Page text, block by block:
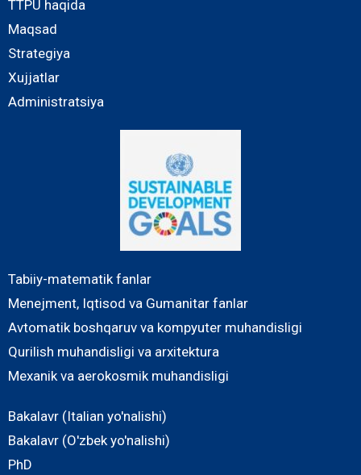
TTPU haqida
Maqsad
Strategiya
Xujjatlar
Administratsiya
Tabiiy-matematik fanlar
Menejment, Iqtisod va Gumanitar fanlar
Avtomatik boshqaruv va kompyuter muhandisligi
Qurilish muhandisligi va arxitektura
Mexanik va aerokosmik muhandisligi
Bakalavr (Italian yo'nalishi)
Bakalavr (O'zbek yo'nalishi)
PhD